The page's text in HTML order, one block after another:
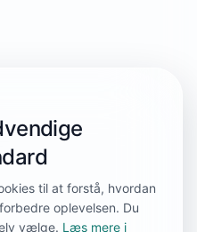
til at forstå, hvordan
oplevelsen. Du
vælge. Læs mere i